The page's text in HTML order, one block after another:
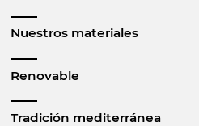
Nuestros materiales
Renovable
Tradición mediterránea